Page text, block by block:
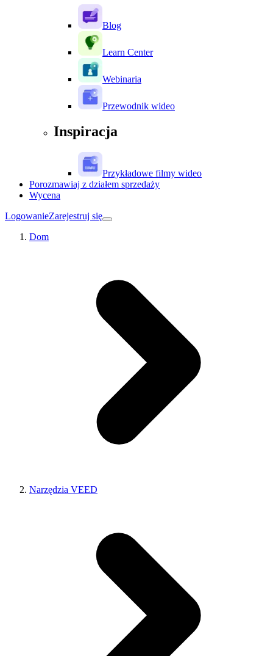
Blog
Learn Center
Webinaria
Przewodnik wideo
Inspiracja
Przykładowe filmy wideo
Porozmawiaj z działem sprzedaży
Wycena
LogowanieZarejestruj się
Dom
Narzędzia VEED